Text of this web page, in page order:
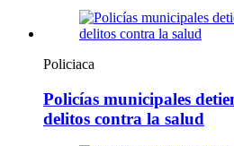
Policiaca
Policías municipales
delitos contra la salud